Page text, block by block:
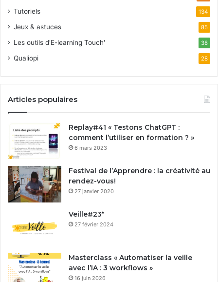
Tutoriels 134
Jeux & astuces 85
Les outils d'E-learning Touch' 38
Qualiopi 28
Articles populaires
Replay#41 « Testons ChatGPT :
comment l’utiliser en formation ? »
6 mars 2023
Festival de l’Apprendre : la créativité au
rendez-vous!
27 janvier 2020
Veille#23*
27 février 2024
Masterclass « Automatiser la veille
avec l’IA : 3 workflows »
16 juin 2026